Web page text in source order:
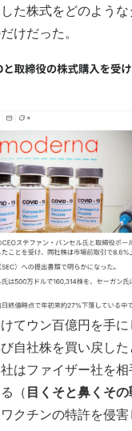
た株式をどのよう
けだった。
てウン百億円を手に
自社株を買い戻した
はファイザー社を
（ 目くそと鼻くその
ワクチンの特許を侵